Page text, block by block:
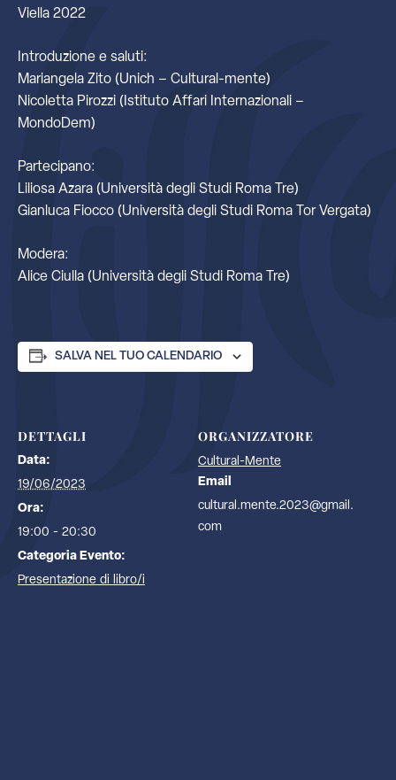
Viella 2022
Introduzione e saluti:
Mariangela Zito (Unich – Cultural-mente)
Nicoletta Pirozzi (Istituto Affari Internazionali –
MondoDem)
Partecipano:
Liliosa Azara (Università degli Studi Roma Tre)
Gianluca Fiocco (Università degli Studi Roma Tor Vergata)
Modera:
Alice Ciulla (Università degli Studi Roma Tre)
SALVA NEL TUO CALENDARIO
DETTAGLI
Data:
19/06/2023
Ora:
19:00 - 20:30
Categoria Evento:
Presentazione di libro/i
ORGANIZZATORE
Cultural-Mente
Email
cultural.mente.2023@gmail.
com